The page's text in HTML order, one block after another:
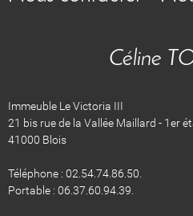
Céline
Immeuble Le Victoria III
21 bis rue de la Vallée Maillard - 1er
41000 Blois
Téléphone : 02.54.74.86.50.
Portable : 06.37.60.94.39.